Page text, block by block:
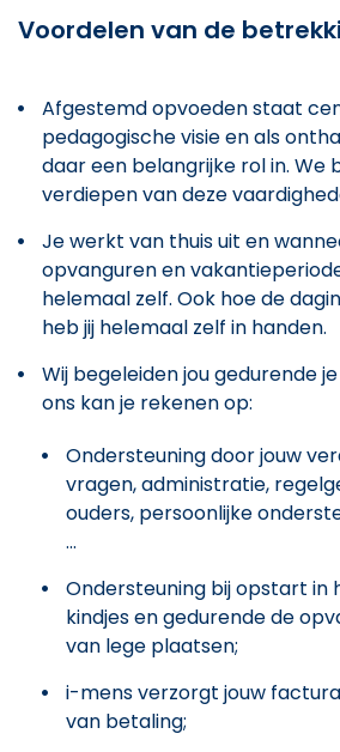
Voordelen van de
Afgestemd opvoeden staat
pedagogische visie en als
daar een belangrijke rol in. We
verdiepen van deze
Je werkt van thuis uit en
opvanguren en
helemaal zelf. Ook hoe de
heb jij helemaal zelf in handen.
Wij begeleiden jou gedurende
ons kan je rekenen op:
Ondersteuning door jouw
vragen, administratie,
ouders, persoonlijke
...
Ondersteuning bij opstart in
kindjes en gedurende de
van lege plaatsen;
i-mens verzorgt jouw
van betaling;